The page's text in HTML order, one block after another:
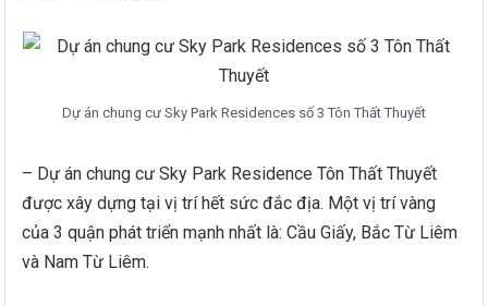
Dự án chung cư Sky Park Residences số 3 Tôn Thất Thuyết
– Dự án chung cư Sky Park Residence Tôn Thất Thuyết
được xây dựng tại vị trí hết sức đắc địa. Một vị trí vàng
của 3 quận phát triển mạnh nhất là: Cầu Giấy, Bắc Từ Liêm
và Nam Từ Liêm.